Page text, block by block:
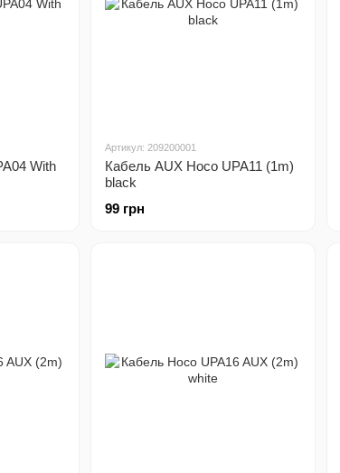
With
Артикул: 209200001
Кабель AUX Hoco UPA11 (1m)
black
99 грн